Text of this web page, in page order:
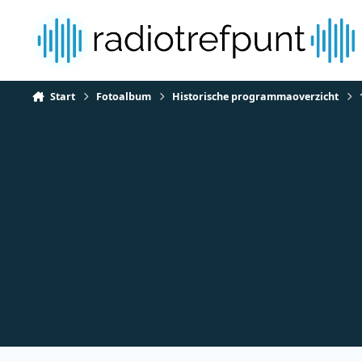
Start Fotoalbum Historische programmaoverzicht